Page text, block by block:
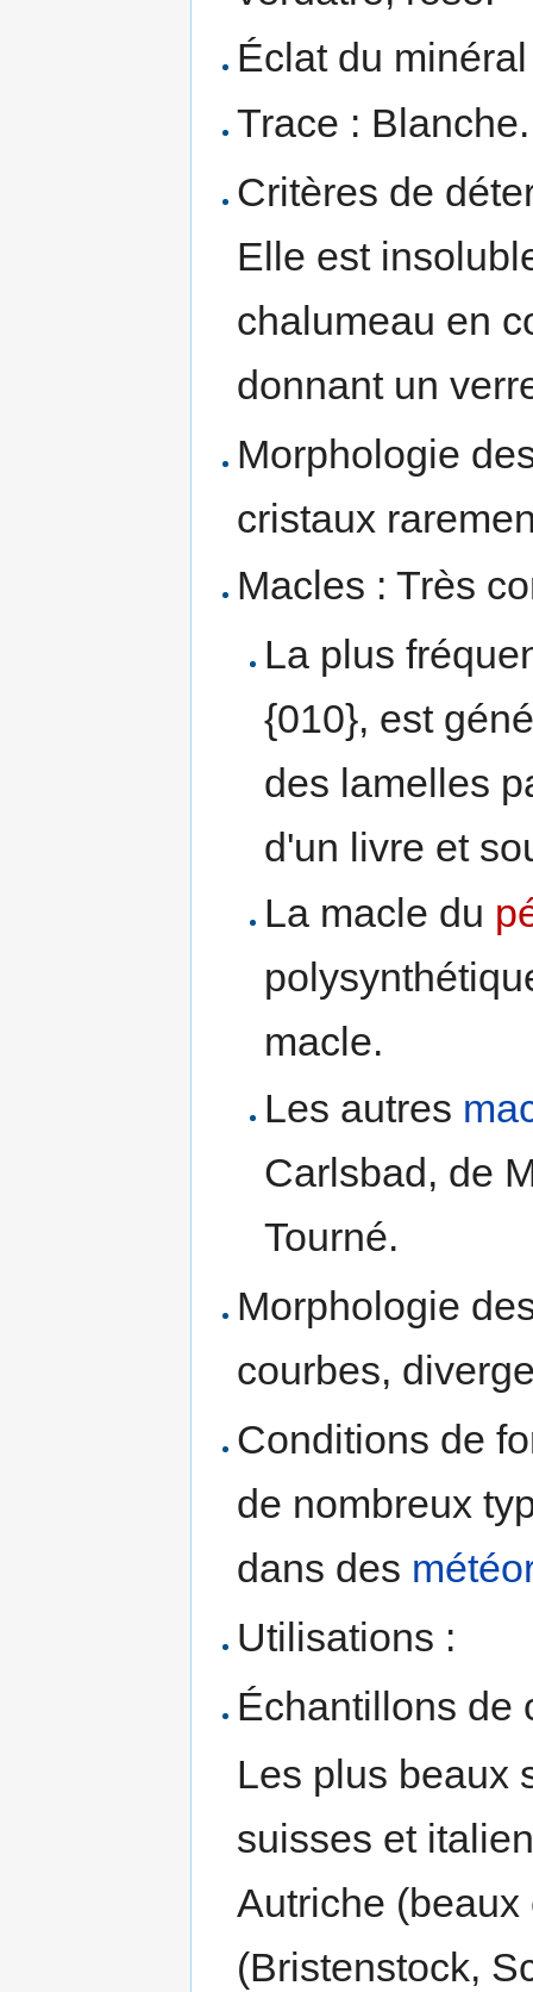
Éclat du
Trace : Blanche.
Critères de
Elle est
chalumeau en
donnant un
Morphologie
cristaux
Macles : Très
La plus
{010}, est
des lamelles
d'un livre et
La macle du
macle.
Les autres
Carlsbad, de
Tourné.
Morphologie
courbes,
Conditions de
de nombreux
dans des
Utilisations :
Échantillons de
Les plus beaux
suisses et
Autriche
(Bristenstock,